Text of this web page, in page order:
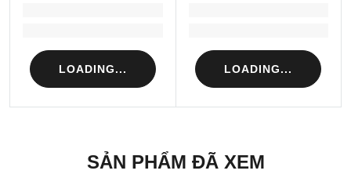
LOADING... LOADING...
SẢN PHẨM ĐÃ XEM